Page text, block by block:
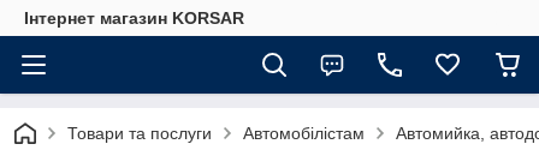
Iнтернет магазин KORSAR
Товари та послуги Автомобілістам Автомийка,